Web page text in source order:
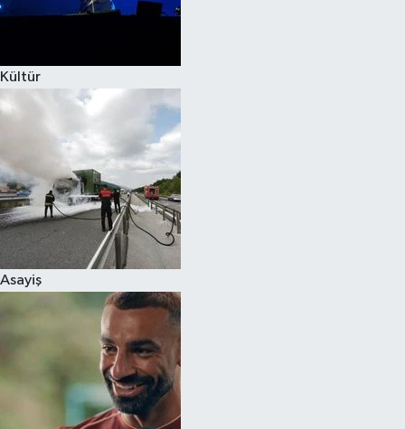
Kültür
Asayiş
Eğitim
Hava Durumu
Kadın
Kim kimdir?
Kültür Sanat
Sağlık